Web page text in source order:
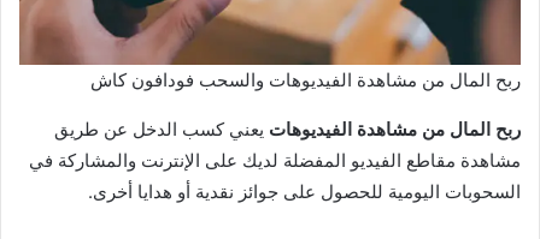
ربح المال من مشاهدة الفيديوهات والسحب فودافون كاش
ربح المال من مشاهدة الفيديوهات يعني كسب الدخل عن طريق
مشاهدة مقاطع الفيديو المفضلة لديك على الإنترنت والمشاركة في
السحوبات اليومية للحصول على جوائز نقدية أو هدايا أخرى.